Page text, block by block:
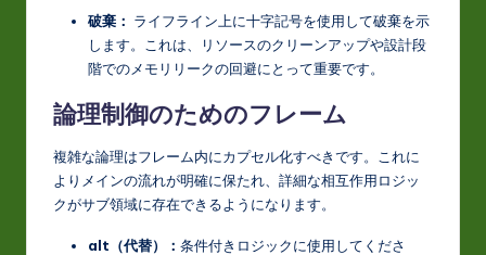
破棄： ライフライン上に十字記号を使用して破棄を示
します。これは、リソースのクリーンアップや設計段
階でのメモリリークの回避にとって重要です。
論理制御のためのフレーム
複雑な論理はフレーム内にカプセル化すべきです。これに
よりメインの流れが明確に保たれ、詳細な相互作用ロジッ
クがサブ領域に存在できるようになります。
alt（代替）： 条件付きロジックに使用してくださ